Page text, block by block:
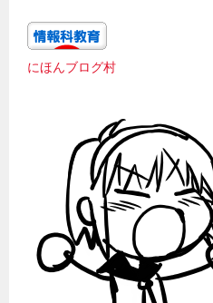
にほんブログ村